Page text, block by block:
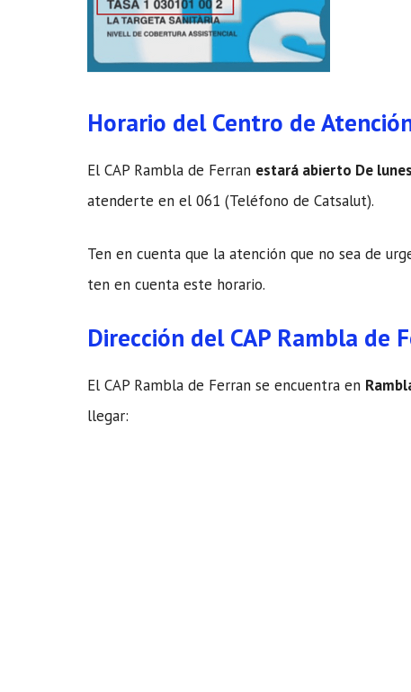
Horario del Centro de
El CAP Rambla de Ferran estará abierto De
atenderte en el 061 (Teléfono de Catsalut).
Ten en cuenta que la atención que no sea de
ten en cuenta este horario.
Dirección del CAP Rambla de
El CAP Rambla de Ferran se encuentra en
llegar: